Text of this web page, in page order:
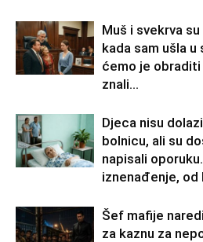
Muš i svekrva
kada sam ušla u
ćemo je obraditi
znali...
Djeca nisu
bolnicu, ali su
napisali
iznenađenje, od
Šef mafije
za kaznu za